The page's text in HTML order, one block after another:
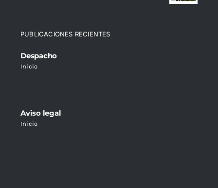
PUBLICACIONES RECIENTES
Despacho
Inicio
Aviso legal
Inicio